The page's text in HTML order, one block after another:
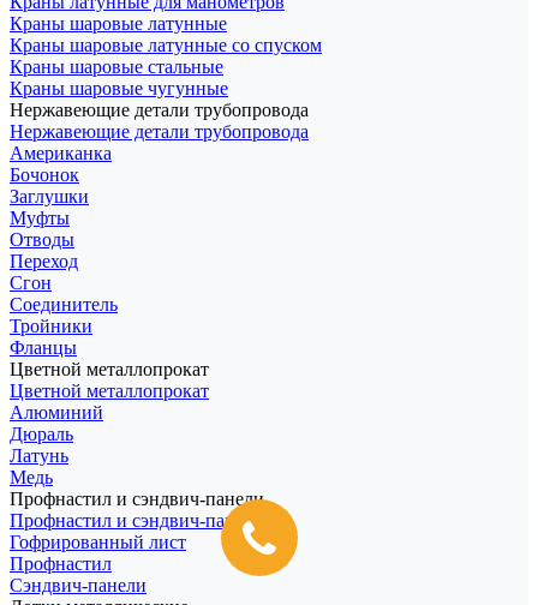
Краны шаровые латунные
Краны шаровые латунные со спуском
Краны шаровые стальные
Краны шаровые чугунные
Нержавеющие детали трубопровода
Нержавеющие детали трубопровода
Американка
Бочонок
Заглушки
Муфты
Отводы
Переход
Сгон
Соединитель
Тройники
Фланцы
Цветной металлопрокат
Цветной металлопрокат
Алюминий
Дюраль
Латунь
Медь
Профнастил и сэндвич-панели
Профнастил и сэндвич-панели
Гофрированный лист
Профнастил
Сэндвич-панели